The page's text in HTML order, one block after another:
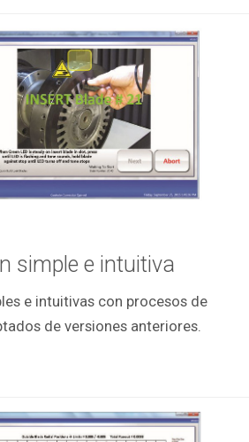
simple e intuitiva
e intuitivas con procesos de
de versiones anteriores.